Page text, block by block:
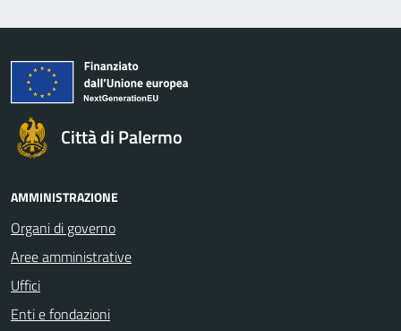
Città di Palermo
AMMINISTRAZIONE
Organi di governo
Aree amministrative
Uffici
Enti e fondazioni